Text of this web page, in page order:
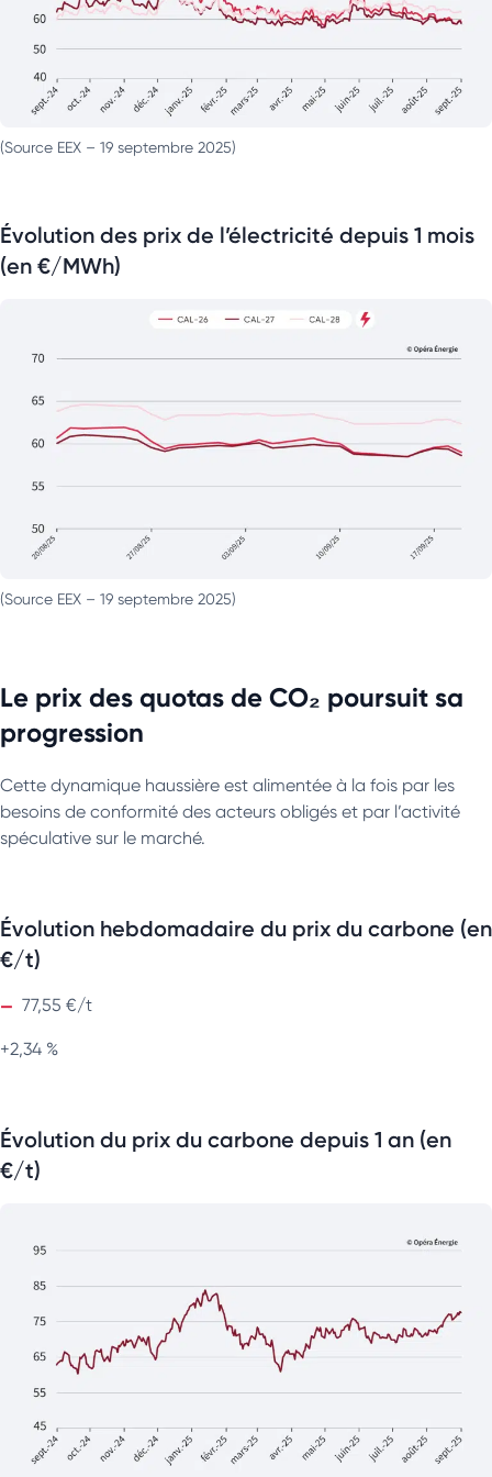
(Source EEX – 19 septembre 2025)
Évolution des prix de l’électricité depuis 1 mois
(en €/MWh)
(Source EEX – 19 septembre 2025)
Le prix des quotas de CO₂ poursuit sa
progression
Cette dynamique haussière est alimentée à la fois par les
besoins de conformité des acteurs obligés et par l’activité
spéculative sur le marché.
Évolution hebdomadaire du prix du carbone (en
€/t)
77,55 €/t
+2,34 %
Évolution du prix du carbone depuis 1 an (en
€/t)